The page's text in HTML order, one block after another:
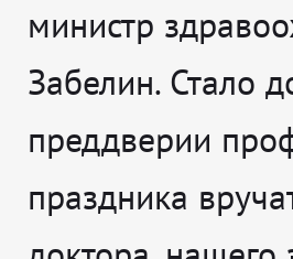
министр
Забелин. Стало
преддверии
праздника